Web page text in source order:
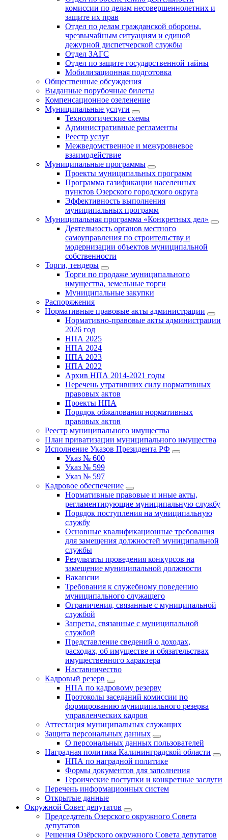
комиссии по делам несовершеннолетних и
защите их прав
Отдел по делам гражданской обороны,
чрезвычайным ситуациям и единой
дежурной диспетчерской службы
Отдел ЗАГС
Отдел по защите государственной тайны
Мобилизационная подготовка
Общественные обсуждения
Выданные порубочные билеты
Компенсационное озеленение
Муниципальные услуги
Технологические схемы
Административные регламенты
Реестр услуг
Межведомственное и межуровневое
взаимодействие
Муниципальные программы
Проекты муниципальных программ
Программа газификации населенных
пунктов Озерского городского округа
Эффективность выполнения
муниципальных программ
Муниципальная программа «Конкретных дел»
Деятельность органов местного
самоуправления по строительству и
модернизации объектов муниципальной
собственности
Торги, тендеры
Торги по продаже муниципального
имущества, земельные торги
Муниципальные закупки
Распоряжения
Нормативные правовые акты администрации
Нормативно-правовые акты администрации
2026 год
НПА 2025
НПА 2024
НПА 2023
НПА 2022
Архив НПА 2014-2021 годы
Перечень утративших силу нормативных
правовых актов
Проекты НПА
Порядок обжалования нормативных
правовых актов
Реестр муниципального имущества
План приватизации муниципального имущества
Исполнение Указов Президента РФ
Указ № 600
Указ № 599
Указ № 597
Кадровое обеспечение
Нормативные правовые и иные акты,
регламентирующие муниципальную службу
Порядок поступления на муниципальную
службу
Основные квалификационные требования
для замещения должностей муниципальной
службы
Результаты проведения конкурсов на
замещение муниципальной должности
Вакансии
Требования к служебному поведению
муниципального служащего
Ограничения, связанные с муниципальной
службой
Запреты, связанные с муниципальной
службой
Представление сведений о доходах,
расходах, об имуществе и обязательствах
имущественного характера
Наставничество
Кадровый резерв
НПА по кадровому резерву
Протоколы заседаний комиссии по
формированию муниципального резерва
управленческих кадров
Аттестация муниципальных служащих
Защита персональных данных
О персональных данных пользователей
Наградная политика Калининградской области
НПА по наградной политике
Формы документов для заполнения
Героические поступки и конкретные заслуги
Перечень информационных систем
Открытые данные
Окружной Совет депутатов
Председатель Озерского окружного Совета
депутатов
Решения Озёрского окружного Совета депутатов